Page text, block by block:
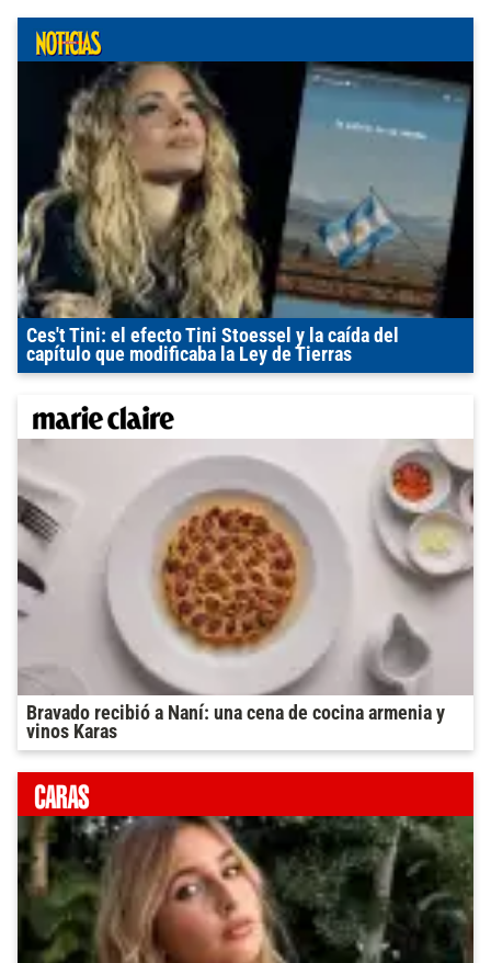
Ces't Tini: el efecto Tini Stoessel y la caída del
capítulo que modificaba la Ley de Tierras
Bravado recibió a Naní: una cena de cocina armenia y
vinos Karas